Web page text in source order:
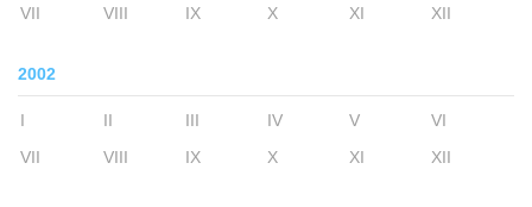
VII
VIII IX X XI XII
2002
I II III IV V
VI
VII
VIII IX X XI XII